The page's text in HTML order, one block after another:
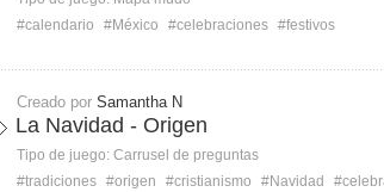
#calendario
#México #celebraciones #festivos
Creado por Samantha N
La Navidad - Origen
Tipo de juego: Carrusel de preguntas
#tradiciones #origen #cristianismo #Navidad